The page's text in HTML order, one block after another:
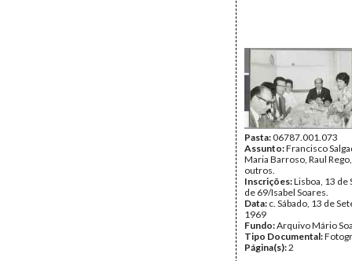
Pasta:06787.001.073
Assunto:Francisco
Maria Barroso, Raul
outros.
Inscrições:Lisboa, 13 de
de 69/Isabel Soares.
Data: c. Sábado, 13 de
1969
Fundo:Arquivo Mário
Tipo Documental:
Página(s):2